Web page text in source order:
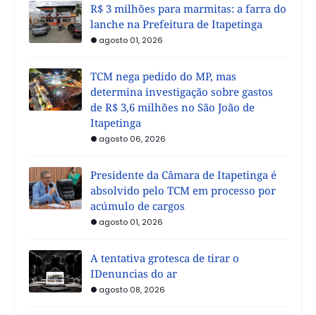
R$ 3 milhões para marmitas: a farra do
lanche na Prefeitura de Itapetinga
agosto 01, 2026
TCM nega pedido do MP, mas
determina investigação sobre gastos
de R$ 3,6 milhões no São João de
Itapetinga
agosto 06, 2026
Presidente da Câmara de Itapetinga é
absolvido pelo TCM em processo por
acúmulo de cargos
agosto 01, 2026
A tentativa grotesca de tirar o
IDenuncias do ar
agosto 08, 2026